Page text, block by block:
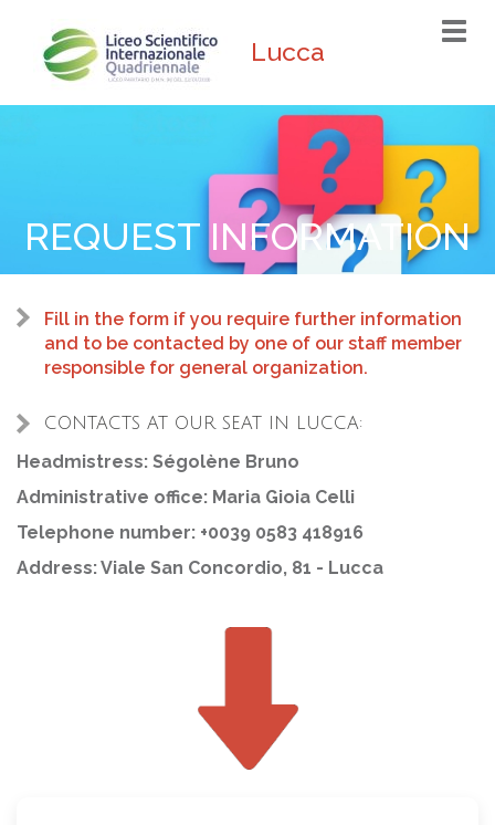
Lucca
REQUEST INFORMATION
Fill in the form if you require further information
and to be contacted by one of our staff member
responsible for general organization.
CONTACTS AT OUR SEAT IN LUCCA:
Headmistress: Ségolène Bruno
Administrative office: Maria Gioia Celli
Telephone number: +0039 0583 418916
Address: Viale San Concordio, 81 - Lucca